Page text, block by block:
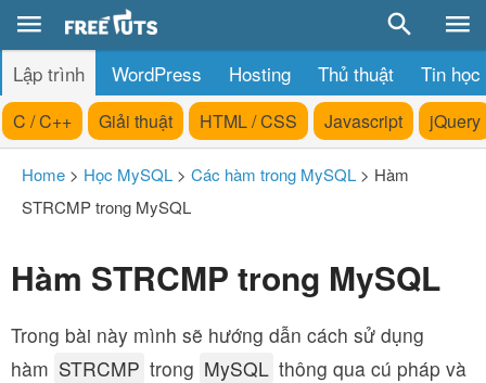
Lập trình WordPress Hosting Thủ thuật Tin học
C / C++ Giải thuật HTML / CSS Javascript jQuery
Home > Học MySQL > Các hàm trong MySQL > Hàm
STRCMP trong MySQL
Hàm STRCMP trong MySQL
Trong bài này mình sẽ hướng dẫn cách sử dụng
hàm STRCMP trong MySQL thông qua cú pháp và